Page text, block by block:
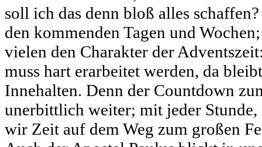
soll ich das denn bloß alles
den kommenden Tagen und
vielen den Charakter der
muss hart erarbeitet werden, da
Innehalten. Denn der Countdown
unerbittlich weiter; mit jeder
wir Zeit auf dem Weg zum großen